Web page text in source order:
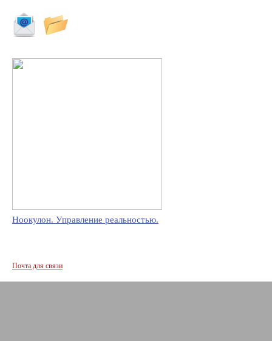
Ноокулон. Управление реальностью.
Почта для связи